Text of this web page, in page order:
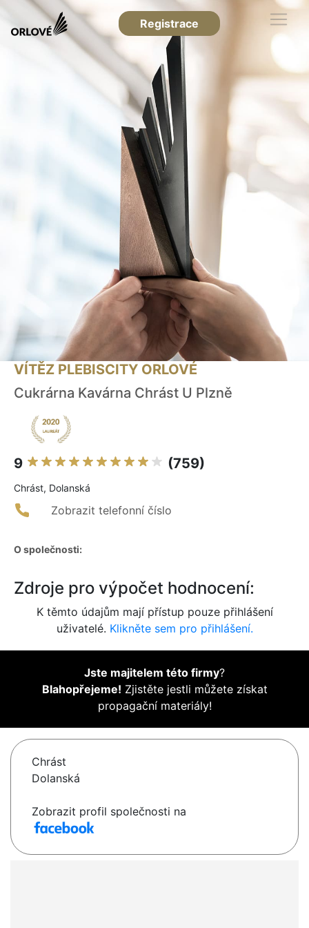
Registrace
VÍTĚZ PLEBISCITY ORLOVÉ
Cukrárna Kavárna Chrást U Plzně
9 (759)
Chrást, Dolanská
Zobrazit telefonní číslo
O společnosti:
Zdroje pro výpočet hodnocení:
K těmto údajům mají přístup pouze přihlášení
uživatelé. Klikněte sem pro přihlášení.
Jste majitelem této firmy?
Blahopřejeme! Zjistěte jestli můžete získat
propagační materiály!
Chrást
Dolanská
Zobrazit profil společnosti na